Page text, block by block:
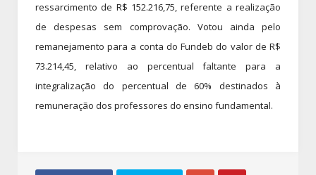
ressarcimento de R$ 152.216,75, referente a realização
de despesas sem comprovação. Votou ainda pelo
remanejamento para a conta do Fundeb do valor de R$
73.214,45, relativo ao percentual faltante para a
integralização do percentual de 60% destinados à
remuneração dos professores do ensino fundamental.